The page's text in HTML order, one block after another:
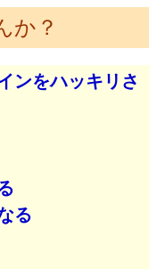
か？
ンをハッキリさ
る